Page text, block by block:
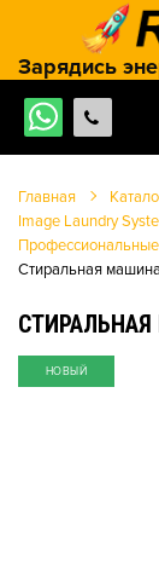
Зарядись
Главная
Image Laundry
Стиральная
СТИРАЛЬНАЯ
НОВЫЙ